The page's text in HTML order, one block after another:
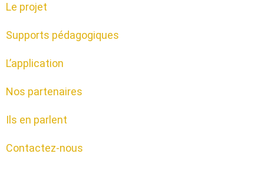
Le projet
Supports pédagogiques
L’application
Nos partenaires
Ils en parlent
Contactez-nous